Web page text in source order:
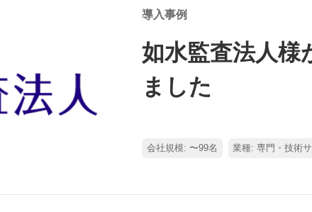
導入事例
如水監査法人
ました
会社規模: 〜99名 業種: 専門・技術